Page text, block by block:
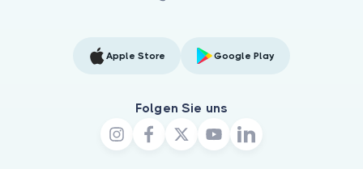
Apple Store Google Play
Folgen Sie uns